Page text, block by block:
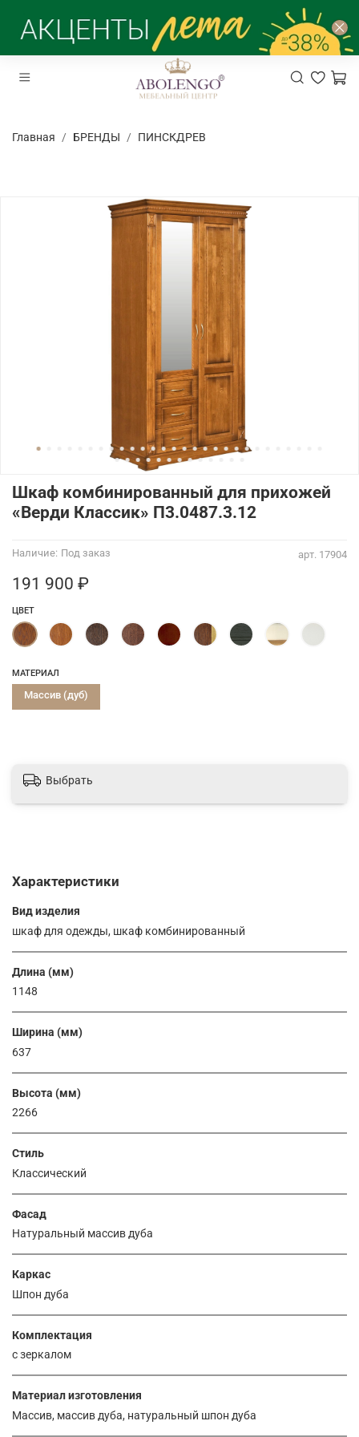
Главная БРЕНДЫ ПИНСКДРЕВ
арт. 17904
Наличие: Под заказ
Шкаф комбинированный для прихожей
«Верди Классик» П3.0487.3.12
191 900 ₽
ЦВЕТ
МАТЕРИАЛ
Массив (дуб)
Выбрать
Характеристики
Вид изделия
шкаф для одежды, шкаф комбинированный
Длина (мм)
1148
Ширина (мм)
637
Высота (мм)
2266
Стиль
Классический
Фасад
Натуральный массив дуба
Каркас
Шпон дуба
Комплектация
с зеркалом
Материал изготовления
Массив, массив дуба, натуральный шпон дуба